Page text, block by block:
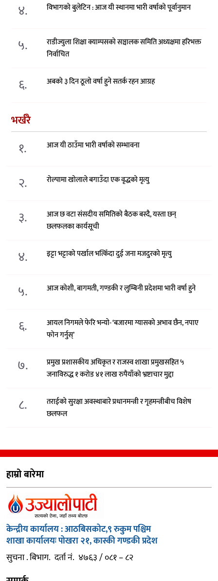
४. विभागको बुलेटिन : आज यी स्थानमा भारी वर्षाको पूर्वानुमान
५.
राडीज्युला शिक्षा क्याम्पसको सञ्चालक समिति अध्यक्षमा हरिभक्त
निर्वाचित
६. अबको ३ दिन ठूलो वर्षा हुने सतर्क रहन आग्रह
भर्खरै
१. आज यी ठाउँमा भारी वर्षाको सम्भावना
२. रोल्पामा खोलाले बगाउँदा एक वृद्धको मृत्यु
३.
आज छ वटा संसदीय समितिको बैठक बस्दै, यस्ता छन्
छलफलका कार्यसूची
४. इट्टा भट्टाको पर्खाल भत्किँदा दुई जना मजदुरको मृत्यु
५. आज कोशी, बागमती, गण्डकी र लुम्बिनी प्रदेशमा भारी वर्षा हुने
६.
आयल निगमले फेरि भन्याे- ‘बजारमा ग्यासको अभाव छैन, नपाए
फोन गर्नुस्’
७.
प्रमुख प्रशासकीय अधिकृत र राजस्व शाखा प्रमुखसहित ५
जनाविरुद्ध १ करोड ४१ लाख रुपैयाँको भ्रष्टाचार मुद्दा
८.
तराईको सुरक्षा अवस्थाबारे प्रधानमन्त्री र गृहमन्त्रीबीच विशेष
छलफल
हाम्रो बारेमा
केन्द्रीय कार्यालय : आठबिसकोट,९ रुकुम पश्चिम
शाखा कार्यालयः पोखरा २१, कास्की गण्डकी प्रदेश
सुचना . बिभाग. दर्ता नं. ४७६३ / ०८१ – ८२